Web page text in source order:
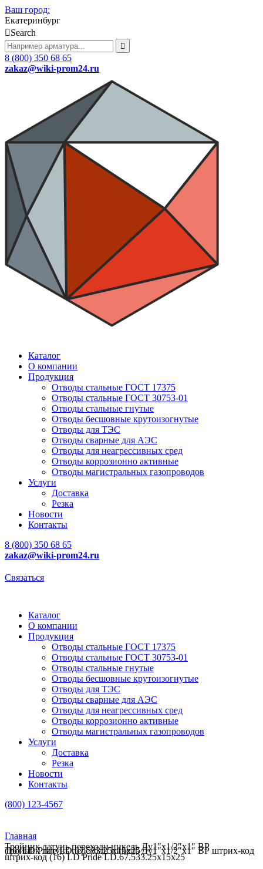
Ваш город:
Екатеринбург
Search
8 (800) 350 68 65
zakaz@wiki-prom24.ru
Каталог
О компании
Продукция
Отводы стальные ГОСТ 17375
Отводы стальные ГОСТ 30753-01
Отводы стальные гнутые
Отводы бесшовные крутоизогнутые
Отводы для ТЭС
Отводы сварные для АЭС
Отводы для неагрессивных сред
Отводы коррозионно активные
Отводы магистральных газопроводов
Услуги
Доставка
Резка
Новости
Контакты
8 (800) 350 68 65
zakaz@wiki-prom24.ru
Связаться
Каталог
О компании
Продукция
Отводы стальные ГОСТ 17375
Отводы стальные ГОСТ 30753-01
Отводы стальные гнутые
Отводы бесшовные крутоизогнутые
Отводы для ТЭС
Отводы сварные для АЭС
Отводы для неагрессивных сред
Отводы коррозионно активные
Отводы магистральных газопроводов
Услуги
Доставка
Резка
Новости
Контакты
(800) 123-4567
Главная
Тройник латунь переходн никель Ду1″х1/2″х1″ ВР
штрих-код (16) LD Pride LD.67.533.25x15x25
Тройник латунь переходн никель Ду1″х1/2″х1″ ВР штрих-код (16) LD Pride LD.67.533.25x15x25